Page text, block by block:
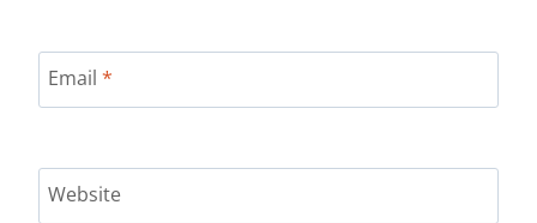
Email *
Website